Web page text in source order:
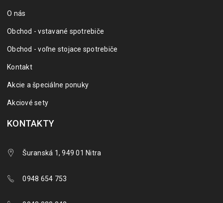
O nás
Obchod - vstavané spotrebiče
Obchod - voľne stojace spotrebiče
Kontakt
Akcie a špeciálne ponuky
Akciové sety
KONTAKTY
Šuranská 1, 949 01 Nitra
0948 654 753